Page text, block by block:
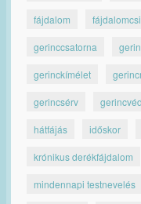
fájdalom
gerinccsatorna
gerinckímélet
gerincsérv
hátfájás időskor
krónikus derékfájdalom
mindennapi testnevelés